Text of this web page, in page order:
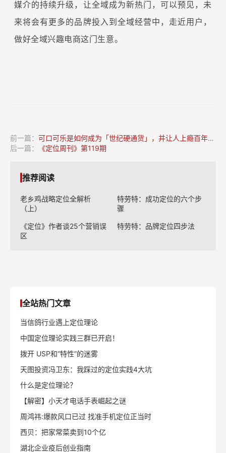
媒介的持续升级，让全域成为新热门，可以预见，未
来将会有更多的品牌投入到全域经营中，走近用户，
做好全域兴趣电商这门生意。
前一篇： 可口可乐是如何成为「世纪硬通货」，并让人上瘾百年的？
后一篇：
《定位周刊》第119期
推荐阅读
老乡鸡战略定位全解析
（上）
特劳特：成功定位的六个步
骤
《定位》作者谈25个营销误
区
特劳特：品牌定位四步法
全站热门文章
当信鸽行业遇上定位理论
中国定位理论实践三群已开启！
拨开 USP和“特性”的迷雾
天图投资冯卫东：我踩过的定位实践4大坑
什么是定位理论？
【解密】小天才电话手表崛起之谜
周鸿祎:爆款风口已过 找准手机定位正当时
西贝：把家常菜卖到10个亿
湖北企业疫后创业指南